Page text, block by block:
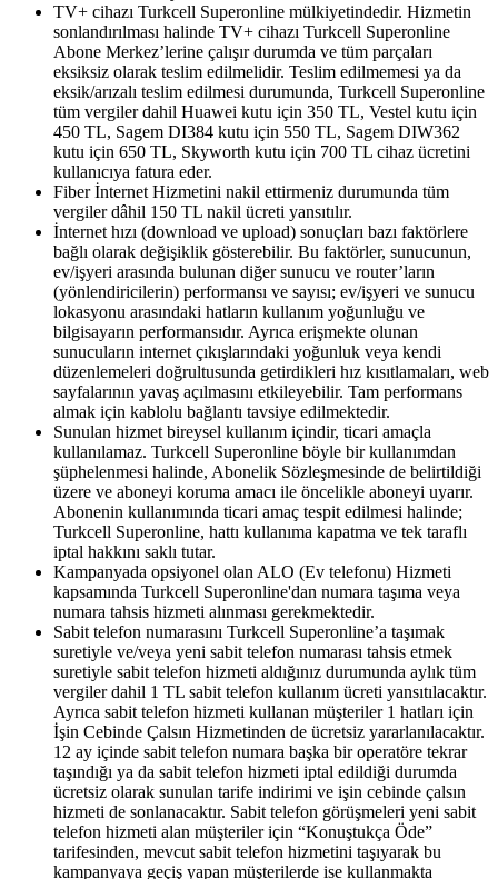
TV+ cihazı Turkcell Superonline mülkiyetindedir. Hizmetin
sonlandırılması halinde TV+ cihazı Turkcell Superonline
Abone Merkez’lerine çalışır durumda ve tüm parçaları
eksiksiz olarak teslim edilmelidir. Teslim edilmemesi ya da
eksik/arızalı teslim edilmesi durumunda, Turkcell Superonline
tüm vergiler dahil Huawei kutu için 350 TL, Vestel kutu için
450 TL, Sagem DI384 kutu için 550 TL, Sagem DIW362
kutu için 650 TL, Skyworth kutu için 700 TL cihaz ücretini
kullanıcıya fatura eder.
Fiber İnternet Hizmetini nakil ettirmeniz durumunda tüm
vergiler dâhil 150 TL nakil ücreti yansıtılır.
İnternet hızı (download ve upload) sonuçları bazı faktörlere
bağlı olarak değişiklik gösterebilir. Bu faktörler, sunucunun,
ev/işyeri arasında bulunan diğer sunucu ve router’ların
(yönlendiricilerin) performansı ve sayısı; ev/işyeri ve sunucu
lokasyonu arasındaki hatların kullanım yoğunluğu ve
bilgisayarın performansıdır. Ayrıca erişmekte olunan
sunucuların internet çıkışlarındaki yoğunluk veya kendi
düzenlemeleri doğrultusunda getirdikleri hız kısıtlamaları, web
sayfalarının yavaş açılmasını etkileyebilir. Tam performans
almak için kablolu bağlantı tavsiye edilmektedir.
Sunulan hizmet bireysel kullanım içindir, ticari amaçla
kullanılamaz. Turkcell Superonline böyle bir kullanımdan
şüphelenmesi halinde, Abonelik Sözleşmesinde de belirtildiği
üzere ve aboneyi koruma amacı ile öncelikle aboneyi uyarır.
Abonenin kullanımında ticari amaç tespit edilmesi halinde;
Turkcell Superonline, hattı kullanıma kapatma ve tek taraflı
iptal hakkını saklı tutar.
Kampanyada opsiyonel olan ALO (Ev telefonu) Hizmeti
kapsamında Turkcell Superonline'dan numara taşıma veya
numara tahsis hizmeti alınması gerekmektedir.
Sabit telefon numarasını Turkcell Superonline’a taşımak
suretiyle ve/veya yeni sabit telefon numarası tahsis etmek
suretiyle sabit telefon hizmeti aldığınız durumunda aylık tüm
vergiler dahil 1 TL sabit telefon kullanım ücreti yansıtılacaktır.
Ayrıca sabit telefon hizmeti kullanan müşteriler 1 hatları için
İşin Cebinde Çalsın Hizmetinden de ücretsiz yararlanılacaktır.
12 ay içinde sabit telefon numara başka bir operatöre tekrar
taşındığı ya da sabit telefon hizmeti iptal edildiği durumda
ücretsiz olarak sunulan tarife indirimi ve işin cebinde çalsın
hizmeti de sonlanacaktır. Sabit telefon görüşmeleri yeni sabit
telefon hizmeti alan müşteriler için “Konuştukça Öde”
tarifesinden, mevcut sabit telefon hizmetini taşıyarak bu
kampanyaya geçiş yapan müşterilerde ise kullanmakta